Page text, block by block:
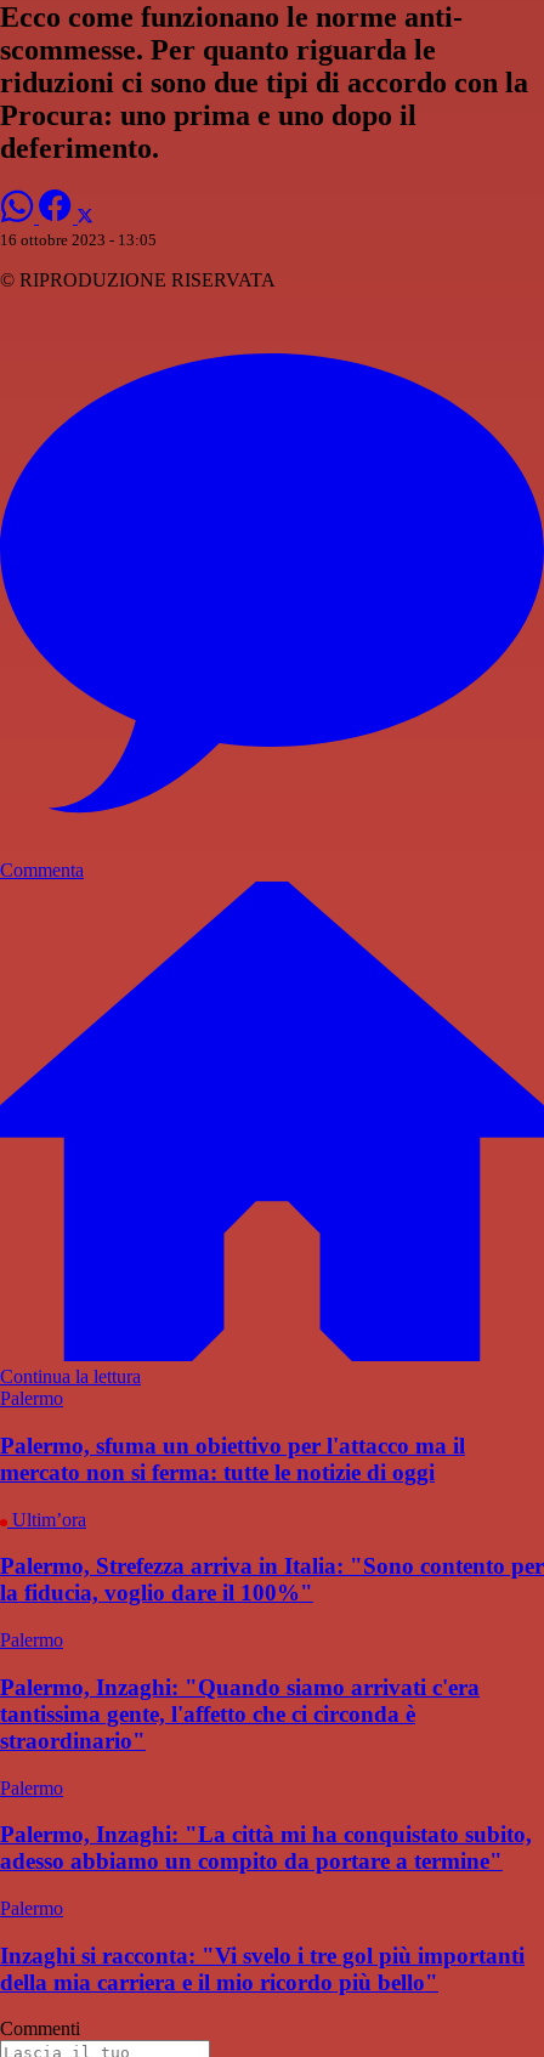
Ecco come funzionano le norme anti-
scommesse. Per quanto riguarda le
riduzioni ci sono due tipi di accordo con la
Procura: uno prima e uno dopo il
deferimento.
16 ottobre 2023 - 13:05
© RIPRODUZIONE RISERVATA
Commenta
Continua la lettura
Palermo
Palermo, sfuma un obiettivo per l'attacco ma il
mercato non si ferma: tutte le notizie di oggi
Ultim’ora
Palermo, Strefezza arriva in Italia: "Sono contento per
la fiducia, voglio dare il 100%"
Palermo
Palermo, Inzaghi: "Quando siamo arrivati c'era
tantissima gente, l'affetto che ci circonda è
straordinario"
Palermo
Palermo, Inzaghi: "La città mi ha conquistato subito,
adesso abbiamo un compito da portare a termine"
Palermo
Inzaghi si racconta: "Vi svelo i tre gol più importanti
della mia carriera e il mio ricordo più bello"
Commenti